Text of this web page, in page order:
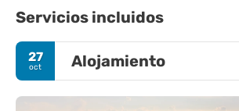
Servicios incluidos
27
oct Alojamiento